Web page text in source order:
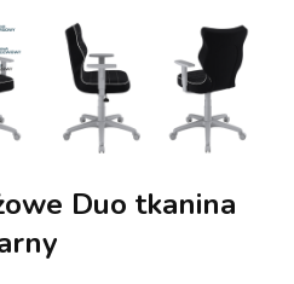
Duo tkanina